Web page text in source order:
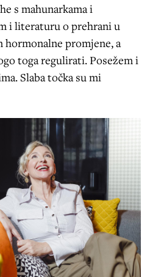
s mahunarkama i
i literaturu o prehrani u
hormonalne promjene, a
toga regulirati. Posežem i
Slaba točka su mi